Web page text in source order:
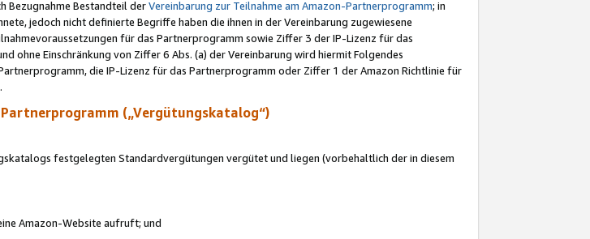
Bezugnahme Bestandteil derVereinbarung zur Teilnahme am Amazon-Partnerprogramm; in
jedoch nicht definierte Begriffe haben die ihnen in der Vereinbarung zugewiesene
für das Partnerprogramm sowie Ziffer 3 der IP-Lizenz für das
ohne Einschränkung von Ziffer 6 Abs. (a) der Vereinbarung wird hiermit Folgendes
die IP-Lizenz für das Partnerprogramm oder Ziffer 1 der Amazon Richtlinie für
(„Vergütungskatalog“)
festgelegten Standardvergütungen vergütet und liegen (vorbehaltlich der in diesem
Amazon-Website aufruft; und